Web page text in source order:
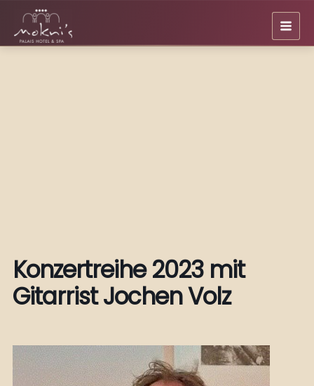
Inhalt
springen
Konzertreihe 2023 mit
Gitarrist Jochen Volz